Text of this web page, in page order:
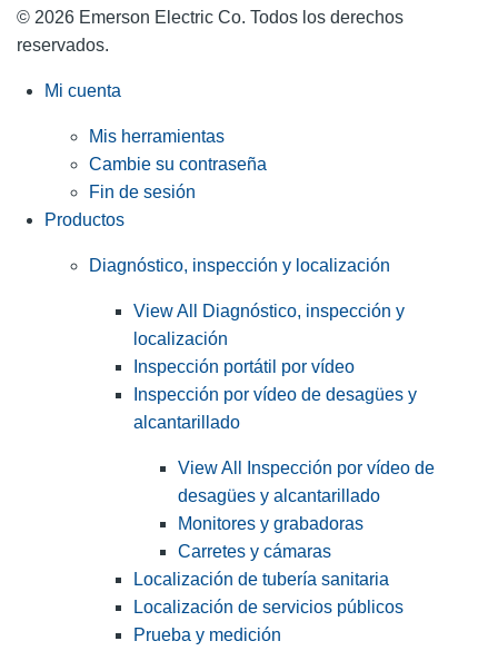
© 2026 Emerson Electric Co. Todos los derechos
reservados.
Mi cuenta
Mis herramientas
Cambie su contraseña
Fin de sesión
Productos
Diagnóstico, inspección y localización
View All Diagnóstico, inspección y
localización
Inspección portátil por vídeo
Inspección por vídeo de desagües y
alcantarillado
View All Inspección por vídeo de
desagües y alcantarillado
Monitores y grabadoras
Carretes y cámaras
Localización de tubería sanitaria
Localización de servicios públicos
Prueba y medición